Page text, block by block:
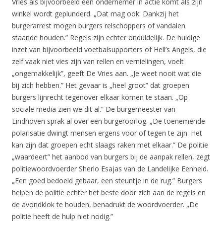
winkel wordt geplunderd. „Dat mag ook. Dankzij het
burgerarrest mogen burgers relschoppers of vandalen
staande houden.” Regels zijn echter onduidelijk. De huidige
inzet van bijvoorbeeld voetbalsupporters of Hell’s Angels, die
zelf vaak niet vies zijn van rellen en vernielingen, voelt
„ongemakkelijk”, geeft De Vries aan. „Je weet nooit wat die
bij zich hebben.” Het gevaar is „heel groot” dat groepen
burgers lijnrecht tegenover elkaar komen te staan. „Op
sociale media zien we dit al.” De burgemeester van
Eindhoven sprak al over een burgeroorlog. „De toenemende
polarisatie dwingt mensen ergens voor of tegen te zijn. Het
kan zijn dat groepen echt slaags raken met elkaar.” De politie
„waardeert” het aanbod van burgers bij de aanpak rellen, zegt
politiewoordvoerder Sherlo Esajas van de Landelijke Eenheid.
„Een goed bedoeld gebaar, een steuntje in de rug.” Burgers
helpen de politie echter het beste door zich aan de regels en
de avondklok te houden, benadrukt de woordvoerder. „De
politie heeft de hulp niet nodig.”